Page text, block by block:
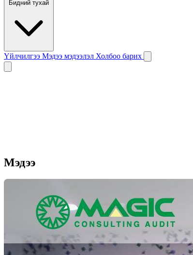
Бидний тухай
Үйлчилгээ Мэдээ мэдээлэл Холбоо барих
Мэдээ